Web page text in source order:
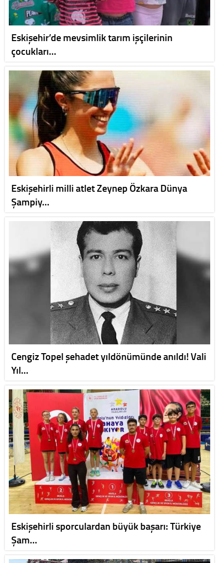
Eskişehir’de mevsimlik tarım işçilerinin
çocukları…
Eskişehirli milli atlet Zeynep Özkara Dünya
Şampiy…
Cengiz Topel şehadet yıldönümünde anıldı! Vali
Yıl…
Eskişehirli sporculardan büyük başarı: Türkiye
Şam…